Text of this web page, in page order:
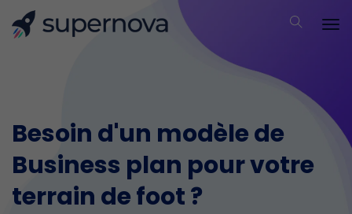
Besoin d'un modèle de
Business plan pour votre
terrain de foot ?